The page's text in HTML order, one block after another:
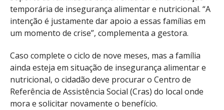
temporária de insegurança alimentar e nutricional. “A
intenção é justamente dar apoio a essas famílias em
um momento de crise”, complementa a gestora.
Caso complete o ciclo de nove meses, mas a família
ainda esteja em situação de insegurança alimentar e
nutricional, o cidadão deve procurar o Centro de
Referência de Assistência Social (Cras) do local onde
mora e solicitar novamente o benefício.